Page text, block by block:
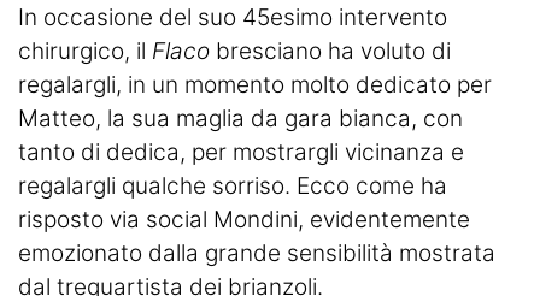
In occasione del suo 45esimo intervento
chirurgico, il Flaco bresciano ha voluto di
regalargli, in un momento molto dedicato per
Matteo, la sua maglia da gara bianca, con
tanto di dedica, per mostrargli vicinanza e
regalargli qualche sorriso. Ecco come ha
risposto via social Mondini, evidentemente
emozionato dalla grande sensibilità mostrata
dal trequartista dei brianzoli.